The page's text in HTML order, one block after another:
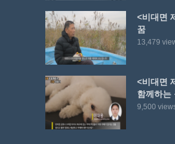
<비대면
꿈
13,479
<비대면
함께하는
9,500